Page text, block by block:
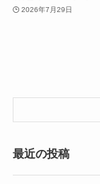
2026年7月29日
最近の投稿